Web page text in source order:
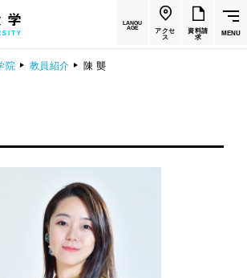
LANGU
AGE
アクセ
ス
資料請
求
MENU
院 教員紹介 陳 龑